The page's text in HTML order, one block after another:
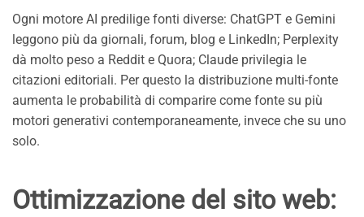
Ogni motore AI predilige fonti diverse: ChatGPT e Gemini
leggono più da giornali, forum, blog e LinkedIn; Perplexity
dà molto peso a Reddit e Quora; Claude privilegia le
citazioni editoriali. Per questo la distribuzione multi-fonte
aumenta le probabilità di comparire come fonte su più
motori generativi contemporaneamente, invece che su uno
solo.
Ottimizzazione del sito web: